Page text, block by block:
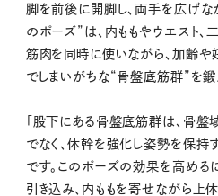
脚を前後に開脚し、両手を広げな
のポーズ”は、内ももやウエスト、
筋肉を同時に使いながら、加齢や
でしまいがちな“骨盤底筋群”を鍛
「股下にある骨盤底筋群は、骨
でなく、体幹を強化し姿勢を保持
です。このポーズの効果を高める
引き込み、内ももを寄せながら上